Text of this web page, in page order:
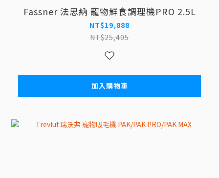
Fassner 法思納 寵物鮮食調理機PRO 2.5L
NT$19,888
NT$25,405
加入購物車